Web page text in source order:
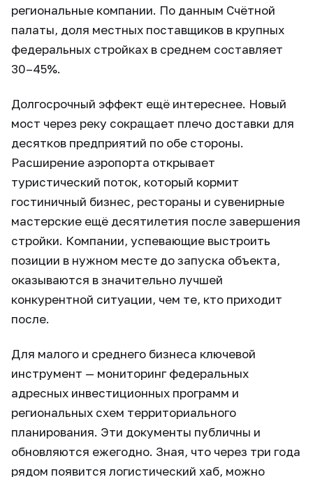
региональные компании. По данным Счётной
палаты, доля местных поставщиков в крупных
федеральных стройках в среднем составляет
30–45%.
Долгосрочный эффект ещё интереснее. Новый
мост через реку сокращает плечо доставки для
десятков предприятий по обе стороны.
Расширение аэропорта открывает
туристический поток, который кормит
гостиничный бизнес, рестораны и сувенирные
мастерские ещё десятилетия после завершения
стройки. Компании, успевающие выстроить
позиции в нужном месте до запуска объекта,
оказываются в значительно лучшей
конкурентной ситуации, чем те, кто приходит
после.
Для малого и среднего бизнеса ключевой
инструмент — мониторинг федеральных
адресных инвестиционных программ и
региональных схем территориального
планирования. Эти документы публичны и
обновляются ежегодно. Зная, что через три года
рядом появится логистический хаб, можно